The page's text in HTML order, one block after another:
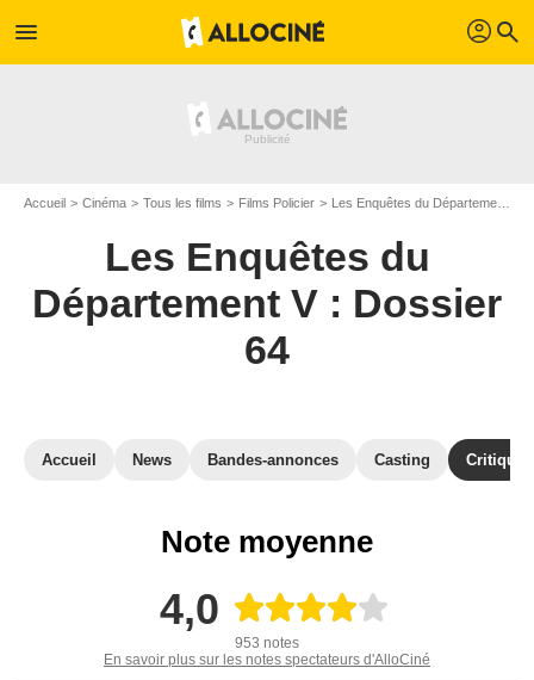
menu profil search
Accueil Cinéma Tous les films Films Policier Les Enquêtes du Département V : Dossier 64
Les Enquêtes du
Département V : Dossier
64
Accueil News Bandes-annonces Casting
Note moyenne
4,0
953 notes
En savoir plus sur les notes spectateurs d'AlloCiné